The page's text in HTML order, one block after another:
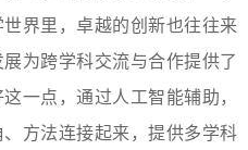
界里，卓越的创新也往往来
为跨学科交流与合作提供了
一点，通过人工智能辅助，
方法连接起来，提供多学科